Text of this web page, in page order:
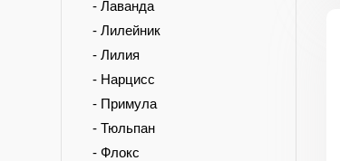
- Лаванда
- Лилейник
- Лилия
- Нарцисс
- Примула
- Тюльпан
- Флокс